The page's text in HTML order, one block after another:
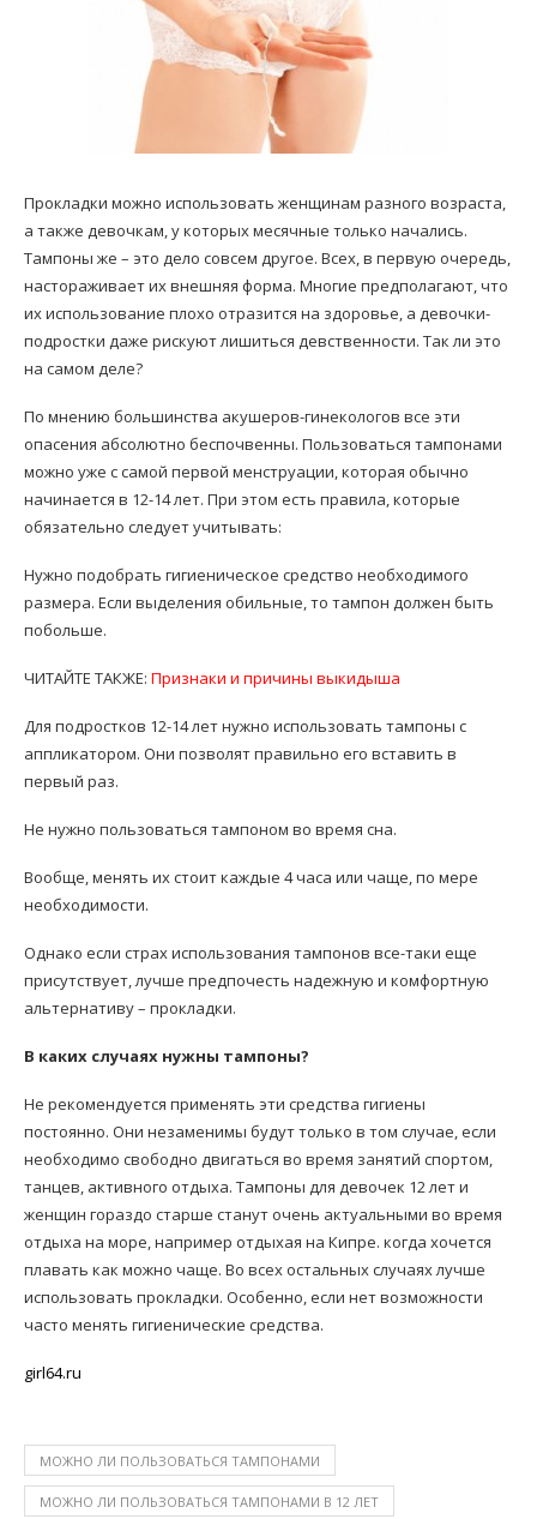
Прокладки можно использовать женщинам разного возраста,
а также девочкам, у которых месячные только начались.
Тампоны же – это дело совсем другое. Всех, в первую очередь,
настораживает их внешняя форма. Многие предполагают, что
их использование плохо отразится на здоровье, а девочки-
подростки даже рискуют лишиться девственности. Так ли это
на самом деле?
По мнению большинства акушеров-гинекологов все эти
опасения абсолютно беспочвенны. Пользоваться тампонами
можно уже с самой первой менструации, которая обычно
начинается в 12-14 лет. При этом есть правила, которые
обязательно следует учитывать:
Нужно подобрать гигиеническое средство необходимого
размера. Если выделения обильные, то тампон должен быть
побольше.
ЧИТАЙТЕ ТАКЖЕ: Признаки и причины выкидыша
Для подростков 12-14 лет нужно использовать тампоны с
аппликатором. Они позволят правильно его вставить в
первый раз.
Не нужно пользоваться тампоном во время сна.
Вообще, менять их стоит каждые 4 часа или чаще, по мере
необходимости.
Однако если страх использования тампонов все-таки еще
присутствует, лучше предпочесть надежную и комфортную
альтернативу – прокладки.
В каких случаях нужны тампоны?
Не рекомендуется применять эти средства гигиены
постоянно. Они незаменимы будут только в том случае, если
необходимо свободно двигаться во время занятий спортом,
танцев, активного отдыха. Тампоны для девочек 12 лет и
женщин гораздо старше станут очень актуальными во время
отдыха на море, например отдыхая на Кипре. когда хочется
плавать как можно чаще. Во всех остальных случаях лучше
использовать прокладки. Особенно, если нет возможности
часто менять гигиенические средства.
girl64.ru
МОЖНО ЛИ ПОЛЬЗОВАТЬСЯ ТАМПОНАМИ
МОЖНО ЛИ ПОЛЬЗОВАТЬСЯ ТАМПОНАМИ В 12 ЛЕТ